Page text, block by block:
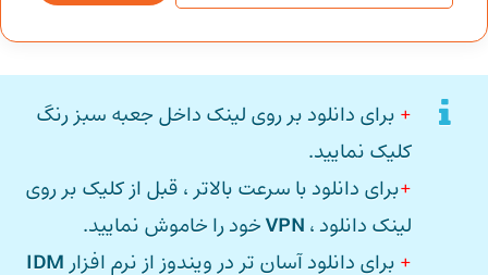
+ برای دانلود بر روی لینک داخل جعبه سبز رنگ
کلیک نمایید.
+برای دانلود با سرعت بالاتر ، قبل از کلیک بر روی
لینک دانلود ، VPNخود را خاموش نمایید.
+ برای دانلود آسان تر در ویندوز از نرم افزار IDM